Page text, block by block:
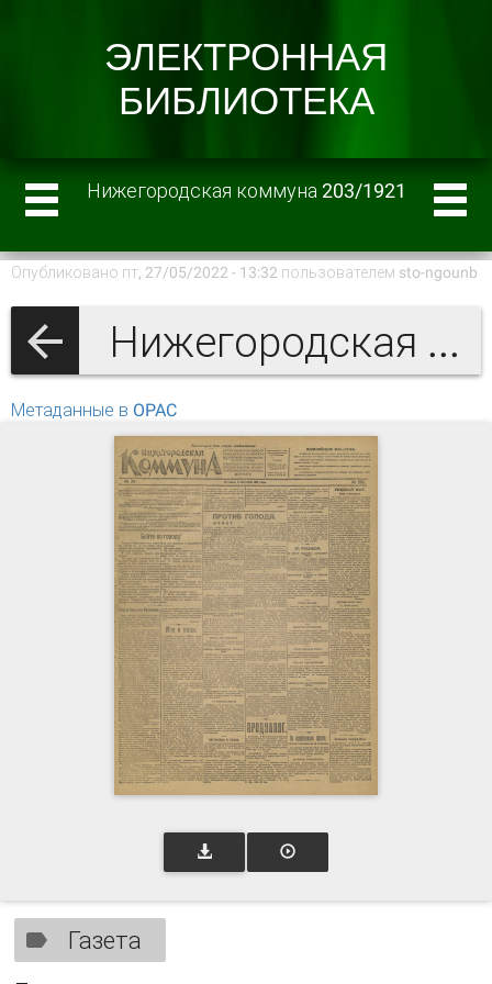
Нижегородская коммуна 203/1921
Опубликовано пт, 27/05/2022 - 13:32 пользователем sto-ngounb
Нижегородская коммуна 1921 г.
Метаданные в OPAC
Газета